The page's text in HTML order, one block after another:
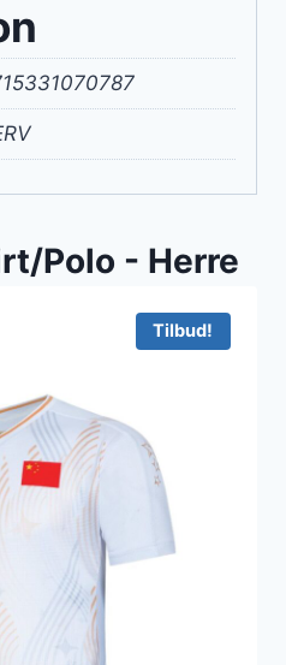
Polo - Herre
Tilbud!